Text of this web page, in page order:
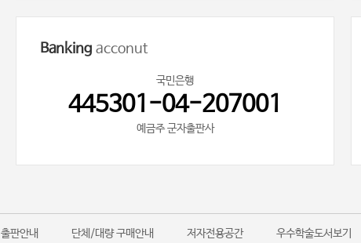
Banking acconut
국민은행
445301-04-207001
예금주 군자출판사
출판안내 단체/대량 구매안내 저자전용공간 우수학술도서보기